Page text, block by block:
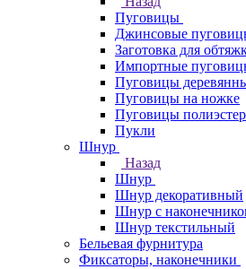
Пуговицы
Джинсовые
Заготовка для
Импортные
Пуговицы
Пуговицы на ножке
Пуговицы полиэстер
Пукли
Шнур
Назад
Шнур
Шнур декоративный
Шнур с
Шнур текстильный
Бельевая фурнитура
Фиксаторы, наконечники